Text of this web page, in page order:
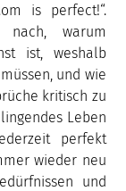
is perfect!“.
nach, warum
ist, weshalb
und wie
kritisch zu
Leben
perfekt
wieder neu
und